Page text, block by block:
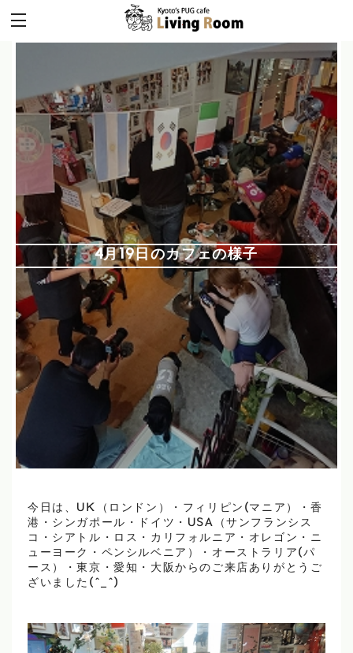
4月19日のカフェの様子
今日は、UK（ロンドン）・フィリピン(マニア）・香
港・シンガポール・ドイツ・USA（サンフランシス
コ・シアトル・ロス・カリフォルニア・オレゴン・ニ
ューヨーク・ペンシルベニア）・オーストラリア(パ
ース）・東京・愛知・大阪からのご来店ありがとうご
ざいました(^_^)